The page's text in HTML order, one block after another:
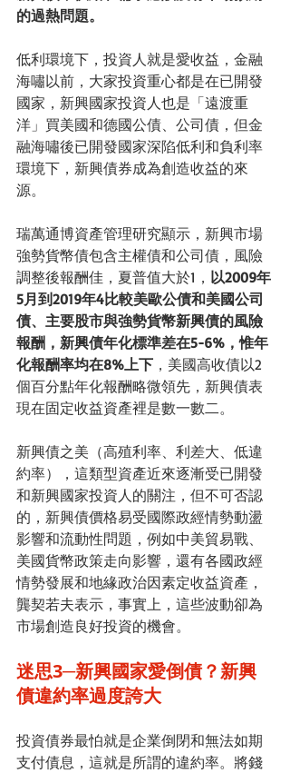
的過熱問題。
低利環境下，投資人就是愛收益，金融
海嘯以前，大家投資重心都是在已開發
國家，新興國家投資人也是「遠渡重
洋」買美國和德國公債、公司債，但金
融海嘯後已開發國家深陷低利和負利率
環境下，新興債券成為創造收益的來
源。
瑞萬通博資產管理研究顯示，新興市場
強勢貨幣債包含主權債和公司債，風險
調整後報酬佳，夏普值大於1， 以2009年
5月到2019年4比較美歐公債和美國公司
債、主要股市與強勢貨幣新興債的風險
報酬，新興債年化標準差在5-6%，惟年
化報酬率均在8%上下 ，美國高收債以2
個百分點年化報酬略微領先，新興債表
現在固定收益資產裡是數一數二。
新興債之美（高殖利率、利差大、低違
約率），這類型資產近來逐漸受已開發
和新興國家投資人的關注，但不可否認
的，新興債價格易受國際政經情勢動盪
影響和流動性問題，例如中美貿易戰、
美國貨幣政策走向影響，還有各國政經
情勢發展和地緣政治因素定收益資產，
龔契若夫表示，事實上，這些波動卻為
市場創造良好投資的機會。
迷思3─新興國家愛倒債？新興
債違約率過度誇大
投資債券最怕就是企業倒閉和無法如期
支付債息，這就是所謂的違約率。將錢